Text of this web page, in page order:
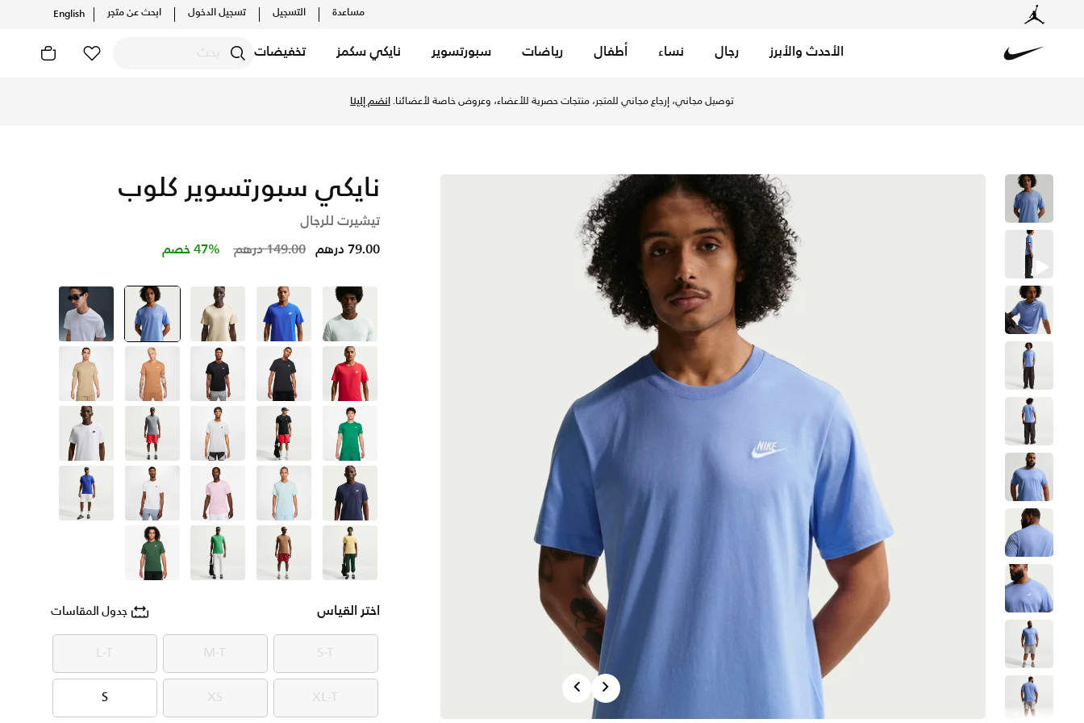
مساعدة التسجيل تسجيل الدخول ابحث عن متجر English
الأحدث والأبرز رجال نساء أطفال رياضات سبورتسوير نايكي سكمز تخفيضات
Next
نايكي سبورتسوير كلوب
تيشيرت للرجال
Price reduced from
149.00 درهم to 79.00 درهم 47% خصم
أخضر أزرق بنى selected
أزرق رمادي
أحمر أسود رمادي بنى بيج
أخضر رمادي رمادي أسود أبيض
أزرق أزرق وردي أبيض أزرق
أصفر بنى أخضر أخضر
اختر القياس جدول المقاسات
S-T
S-T
M-T
M-T
L-T
L-T
XL-T
XL-T
XS
XS
S
S